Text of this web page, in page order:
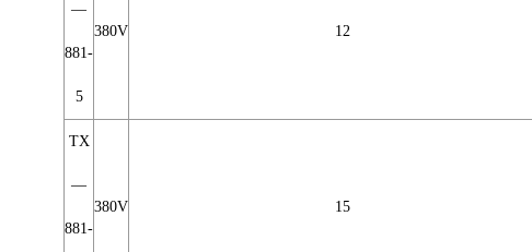
—
881-
5
380V 12
TX
—
881-
380V 15